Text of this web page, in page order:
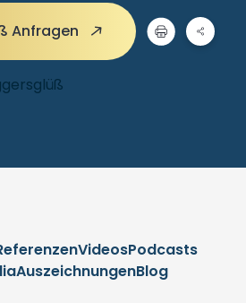
Anfragen
VideosPodcasts
AuszeichnungenBlog